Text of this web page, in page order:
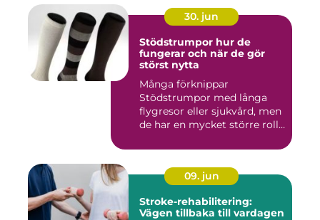
30. jun
Stödstrumpor hur de
fungerar och när de gör
störst nytta
Många förknippar
Stödstrumpor med långa
flygresor eller sjukvård, men
de har en mycket större roll
09. jun
Stroke-rehabilitering:
Vägen tillbaka till vardagen